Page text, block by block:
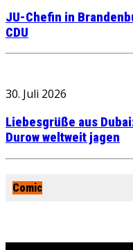
JU-Chefin in
CDU
30. Juli 2026
Liebesgrüße aus
Durow weltweit jagen
Comic